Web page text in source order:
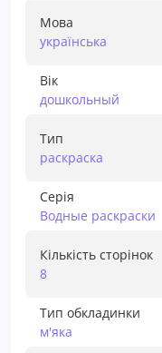
Мова
українська
Вік
дошкольный
Тип
раскраска
Серія
Водные раскраски
Кількість сторінок
8
Тип обкладинки
м'яка